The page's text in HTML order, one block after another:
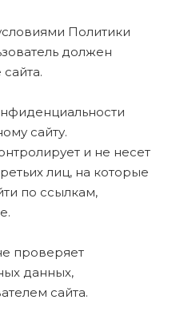
Политики
должен
сайту.
и не несет
лиц, на которые
по ссылкам,
проверяет
данных,
сайта.